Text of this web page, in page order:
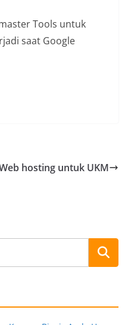
Tools untuk
saat Google
hosting untuk UKM